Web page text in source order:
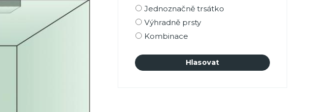
Možnosti
výběru
Jednoznačně trsátko
Výhradně prsty
Kombinace